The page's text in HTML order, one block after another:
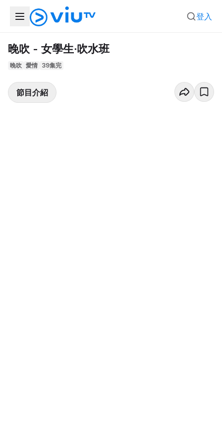
登入
晚吹 - 女學生‧吹水班
晚吹 愛情 39集完
節目介紹